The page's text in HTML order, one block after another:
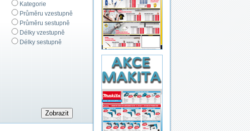
Kategorie
Průměru vzestupně
Průměru sestupně
Délky vzestupně
Délky sestupně